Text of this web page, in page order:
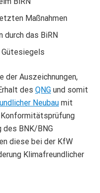
Maßnahmen
durch das BiRN
der Auszeichnungen,
des QNG und somit
Neubau mit
Konformitätsprüfung
des BNK/BNG
diese bei der KfW
Klimafreundlicher